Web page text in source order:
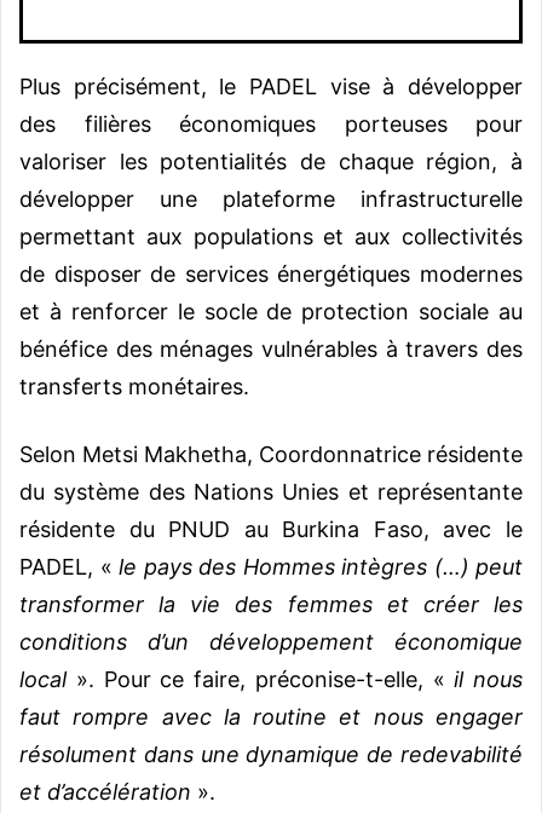
Plus précisément, le PADEL vise à développer
des filières économiques porteuses pour
valoriser les potentialités de chaque région, à
développer une plateforme infrastructurelle
permettant aux populations et aux collectivités
de disposer de services énergétiques modernes
et à renforcer le socle de protection sociale au
bénéfice des ménages vulnérables à travers des
transferts monétaires.
Selon Metsi Makhetha, Coordonnatrice résidente
du système des Nations Unies et représentante
résidente du PNUD au Burkina Faso, avec le
PADEL, « le pays des Hommes intègres (…) peut
transformer la vie des femmes et créer les
conditions d’un développement économique
local». Pour ce faire, préconise-t-elle, «il nous
faut rompre avec la routine et nous engager
résolument dans une dynamique de redevabilité
et d’accélération ».